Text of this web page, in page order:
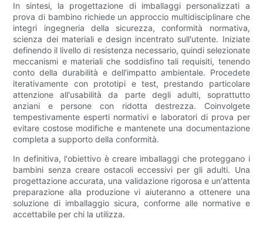
In sintesi, la progettazione di imballaggi personalizzati a
prova di bambino richiede un approccio multidisciplinare che
integri ingegneria della sicurezza, conformità normativa,
scienza dei materiali e design incentrato sull'utente. Iniziate
definendo il livello di resistenza necessario, quindi selezionate
meccanismi e materiali che soddisfino tali requisiti, tenendo
conto della durabilità e dell'impatto ambientale. Procedete
iterativamente con prototipi e test, prestando particolare
attenzione all'usabilità da parte degli adulti, soprattutto
anziani e persone con ridotta destrezza. Coinvolgete
tempestivamente esperti normativi e laboratori di prova per
evitare costose modifiche e mantenete una documentazione
completa a supporto della conformità.
In definitiva, l'obiettivo è creare imballaggi che proteggano i
bambini senza creare ostacoli eccessivi per gli adulti. Una
progettazione accurata, una validazione rigorosa e un'attenta
preparazione alla produzione vi aiuteranno a ottenere una
soluzione di imballaggio sicura, conforme alle normative e
accettabile per chi la utilizza.